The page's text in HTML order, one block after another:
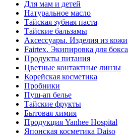
Для мам и детей
Натуральное масло
Тайская зубная паста
Тайские бальзамы
Аксессуары. Изделия из кожи
Fairtex. Экипировка для бокса
Продукты питания
Цветные контактные линзы
Корейская косметика
Пробники
Пуш-ап белье
Тайские фрукты
Бытовая химия
Продукция Yanhee Hospital
Японская косметика Daiso